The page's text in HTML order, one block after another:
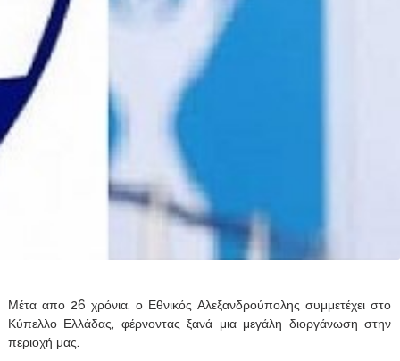
Μέτα απο 26 χρόνια, ο Εθνικός Αλεξανδρούπολης συμμετέχει στο
Κύπελλο Ελλάδας, φέρνοντας ξανά μια μεγάλη διοργάνωση στην
περιοχή μας.